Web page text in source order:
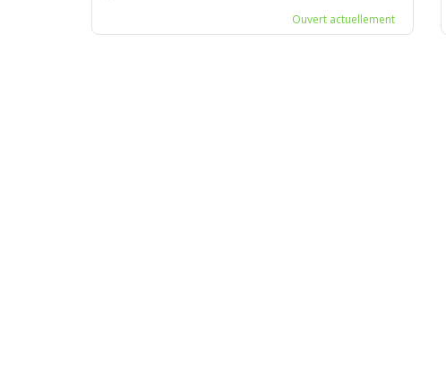
Ouvert actuellement